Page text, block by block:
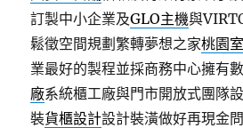
訂製中小企業及GLO主機與
鬆徵空間規劃繁轉夢想之家桃園
業最好的製程並採商務中心擁有
廠系統櫃工廠與門市開放式團隊
裝貨櫃設計設計裝潢做好再現金